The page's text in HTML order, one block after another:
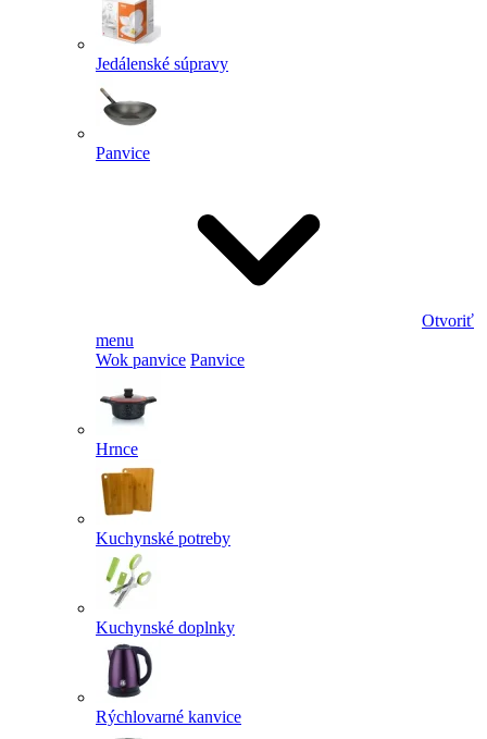
Jedálenské súpravy
Panvice
Otvoriť
menu
Wok panvice Panvice
Hrnce
Kuchynské potreby
Kuchynské doplnky
Rýchlovarné kanvice